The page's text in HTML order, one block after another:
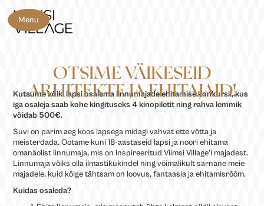
Menu
OTSIME VÄIKESEID
ARHITEKTE JA EHITAJAID!
Kutsume kõiki lapsi osalema linnumajade ehitamise konkursil, kus
iga osaleja saab kohe kingituseks 4 kinopiletit ning rahva lemmik
võidab 500€.
Suvi on parim aeg koos lapsega midagi vahvat ette võtta ja
meisterdada. Ootame kuni 18-aastaseid lapsi ja noori ehitama
omanäolist linnumaja, mis on inspireeritud Viimsi Village'i majadest.
Linnumaja võiks olla ilmastikukindel ning võimalikult sarnane meie
majadele, kuid kõige tähtsam on loovus, fantaasia ja ehitamisrõõm.
Kuidas osaleda?